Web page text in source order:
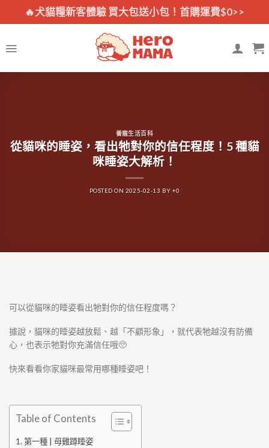
🔥犬貓糧新客體驗 買大包送小包！首購運費$0>>
養寵生活百科
從貓咪的睡姿，看出牠對你的信任程度！5 種貓
咪睡姿大解析！
POSTED ON 2025-02-13 BY+0
可以從貓咪的睡姿看出牠對你的信任程度嗎？
據說，貓咪的睡姿越放鬆、越「不顧形象」，就代表牠越沒有防備
心，也表示牠對你充滿信任哦🥺
快來看看你家貓咪最常用哪種睡姿吧！
Table of Contents
第一種 | 母雞蹲睡姿